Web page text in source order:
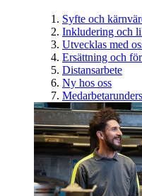
Syfte och
Inkludering och
Utvecklas med
Ersättning och
Distansarbete
Ny hos oss